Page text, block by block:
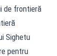
de frontieră
Sighetu
pentru